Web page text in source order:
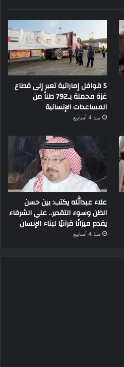
5 قوافل إماراتية تعبر إلى قطاع
غزة محملة بـ792 طناً من
المساعدات الإنسانية
منذ 4 أسابيع
علاء عبدالله يكتب: بين حسن
الظن وسوء التقدير.. علي الشرفاء
يقدم ميزانًا قرآنيًا لبناء الإنسان
منذ 4 أسابيع